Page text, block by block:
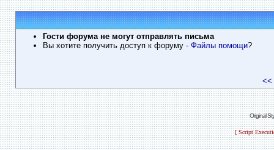
Гости форума не могут отправлять письма
Вы хотите получить доступ к форуму - Файлы помощи?
<<
Original
[ Script